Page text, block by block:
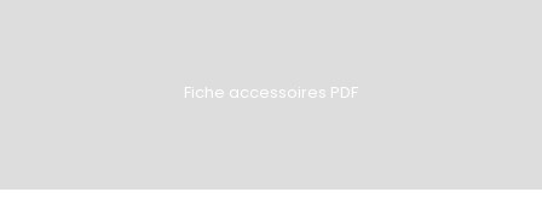
Fiche accessoires PDF